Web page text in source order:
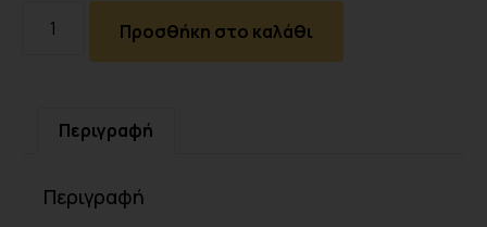
Προσθήκη στο καλάθι
Περιγραφή
Περιγραφή